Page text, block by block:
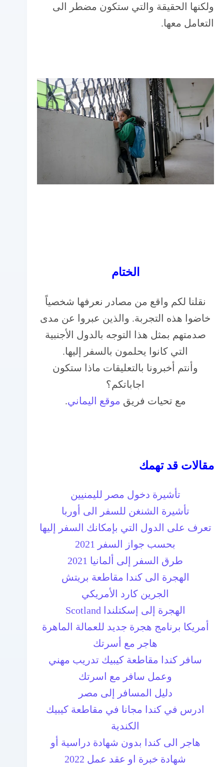
ولكنها الحقيقة والتي ستكون مضطر الى
التعامل معها.
الختام
نقلنا لكم واقع من مصادر نعرفها شخصياً
خاضوا هذه التجربة. والذين عبروا عن مدى
صدمتهم بمثل هذا التوجه بالدول الأجنبية
التي كانوا يحلمون بالسفر إليها.
وأنتم أخبرونا بالتعليقات ماذا ستكون
اجاباتكم؟
مع تحيات فريق موقع اليماني.
مقالات قد تهمك
تأشيرة دخول مصر لليمنيين
تأشيرة الشنغن للسفر الى أوربا
تعرف على الدول التي بإمكانك السفر إليها
بحسب جواز السفر 2021
طرق السفر إلى ألمانيا 2021
الهجرة الى كندا مقاطعة بريتش
الجرين كارد الأمريكي
الهجرة إلى إسكتلندا Scotland
أمريكا برنامج هجرة جديد للعمالة الماهرة
هاجر مع أسرتك
سافر كندا مقاطعة كيبيك تدريب مهني
وعمل سافر مع اسرتك
دليل المسافر إلى مصر
ادرس في كندا مجانا في مقاطعة كيبيك
الكندية
هاجر الى كندا بدون شهادة دراسية أو
شهادة خبرة او عقد عمل 2022